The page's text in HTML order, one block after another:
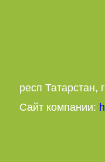
респ Татарстан,
Сайт компании: